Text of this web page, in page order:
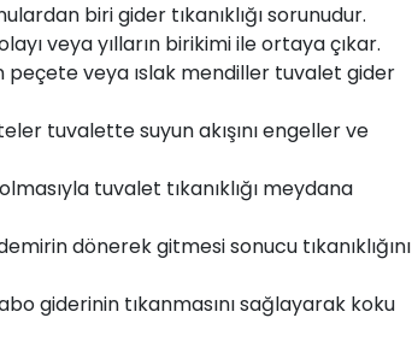
biri gider tıkanıklığı sorunudur.
veya yılların birikimi ile ortaya çıkar.
peçete veya ıslak mendiller tuvalet gider
tuvalette suyun akışını engeller ve
tuvalet tıkanıklığı meydana
dönerek gitmesi sonucu tıkanıklığını
giderinin tıkanmasını sağlayarak koku